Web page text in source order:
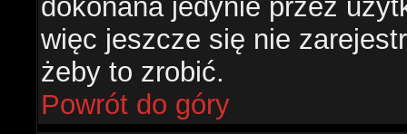
dokonana jedynie przez
więc jeszcze się nie
żeby to zrobić.
Powrót do góry